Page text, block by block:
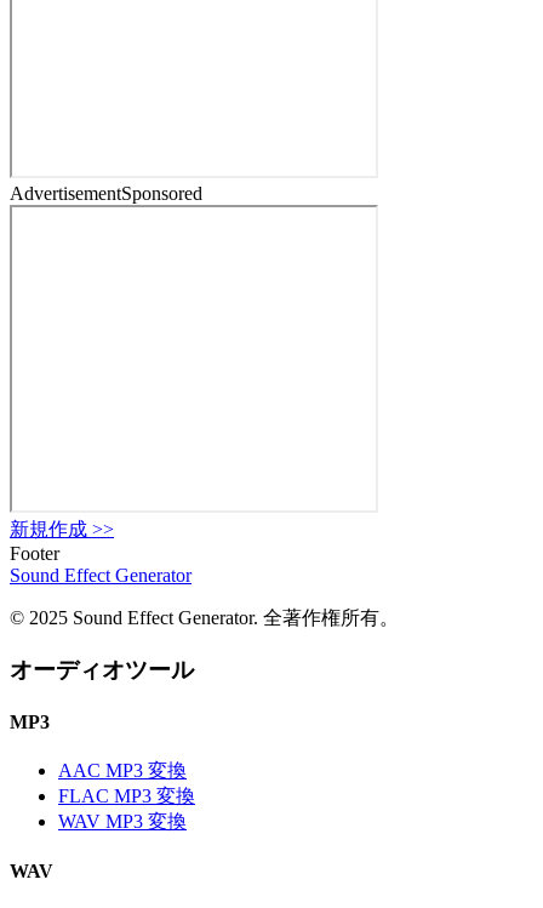
AdvertisementSponsored
新規作成 >>
Footer
Sound Effect Generator
© 2025 Sound Effect Generator. 全著作権所有。
オーディオツール
MP3
AAC MP3 変換
FLAC MP3 変換
WAV MP3 変換
WAV